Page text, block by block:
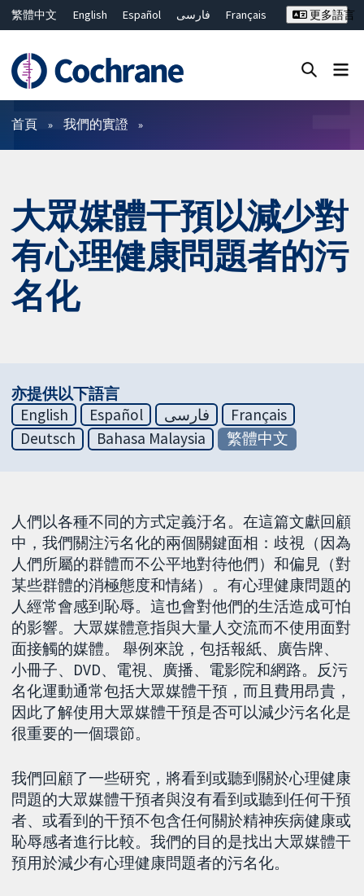
繁體中文 English Español فارسی
Français
ไทย
简体中文
更多語言
篩選條件
首頁 我們的實證
大眾媒體干預以減少對
有心理健康問題者的污
名化
亦提供以下語言
English
Español فارسی
Français
Deutsch
Bahasa Malaysia 繁體中文
人們以各種不同的方式定義汙名。在這篇文獻回顧
中，我們關注污名化的兩個關鍵面相：歧視（因為
人們所屬的群體而不公平地對待他們）和偏見（對
某些群體的消極態度和情緒）。有心理健康問題的
人經常會感到恥辱。這也會對他們的生活造成可怕
的影響。大眾媒體意指與大量人交流而不使用面對
面接觸的媒體。 舉例來說，包括報紙、廣告牌、
小冊子、DVD、電視、廣播、電影院和網路。反污
名化運動通常包括大眾媒體干預，而且費用昂貴，
因此了解使用大眾媒體干預是否可以減少污名化是
很重要的一個環節。
我們回顧了一些研究，將看到或聽到關於心理健康
問題的大眾媒體干預者與沒有看到或聽到任何干預
者、或看到的干預不包含任何關於精神疾病健康或
恥辱感者進行比較。我們的目的是找出大眾媒體干
預用於減少有心理健康問題者的污名化。